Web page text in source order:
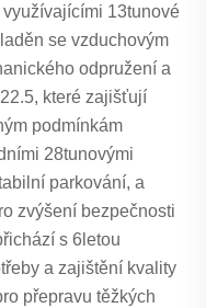
13tunové
se vzduchovým
odpružení a
které zajišťují
podmínkám
28tunovými
parkování, a
zvýšení bezpečnosti
s 6letou
a zajištění kvality
přepravu těžkých